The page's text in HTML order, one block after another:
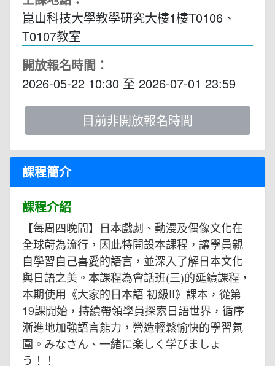
崑山科技大學教學研究大樓1樓T0106、
T0107教室
開放報名時間：
2026-05-22 10:30 至 2026-07-01 23:59
目前非開放報名時間
課程簡介
課程介紹
【每周四晚間】日本戲劇、動漫及偶像文化在
全球蔚為流行，因此特開設本課程，讓學員親
自學習自己喜愛的語言，並深入了解日本文化
與日語之美。本課程為會話班(三)的延續課程，
本期使用《大家的日本語 初級II》課本，從第
19課開始，持續帶領學員探索日語世界，循序
漸進地加強語言能力，營造輕鬆愉快的學習氛
圍。みなさん、一緒に楽しく学びましょ
う！！